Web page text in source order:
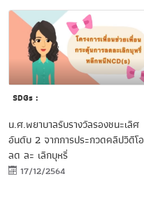
SDGs :
น.ศ.พยาบาลรับรางวัลรองชนะเลิศ
อันดับ 2 จากการประกวดคลิปวีดีโอ
ลด ละ เลิกบุหรี่
17/12/2564